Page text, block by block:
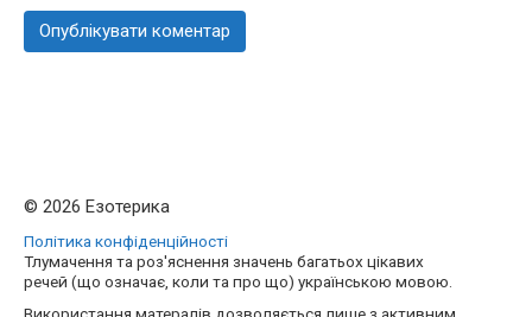
© 2026 Езотерика
Політика конфіденційності
Тлумачення та роз'яснення значень багатьох цікавих
речей (що означає, коли та про що) українською мовою.